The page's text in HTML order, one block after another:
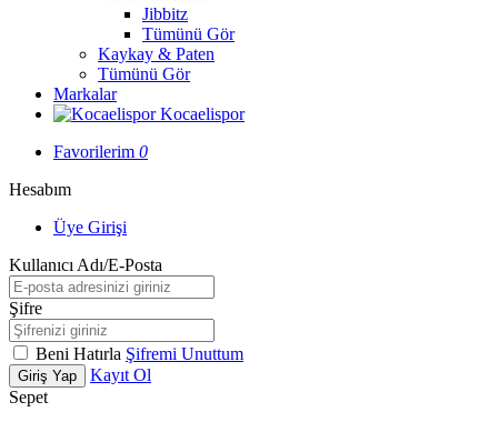
Jibbitz
Tümünü Gör
Kaykay & Paten
Tümünü Gör
Markalar
Kocaelispor
Favorilerim 0
Hesabım
Üye Girişi
Kullanıcı Adı/E-Posta
Şifre
Beni Hatırla Şifremi Unuttum
Giriş Yap
Kayıt Ol
Sepet